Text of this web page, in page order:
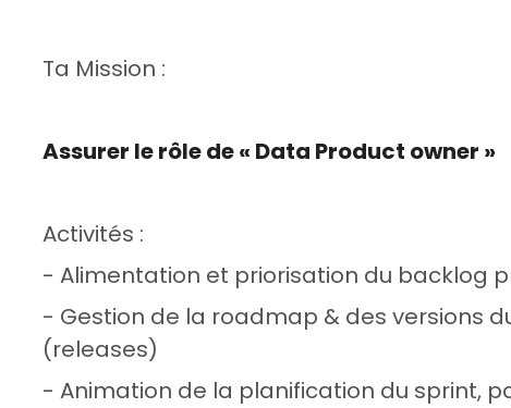
Ta Mission :
Assurer le rôle de « Data Product owner »
Activités :
- Alimentation et priorisation du backlog
- Gestion de la roadmap & des versions
(releases)
- Animation de la planification du sprint,